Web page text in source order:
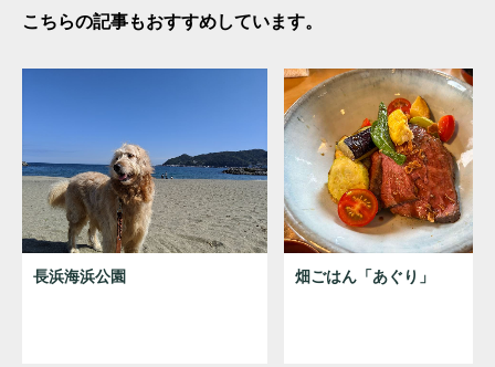
こちらの記事もおすすめしています。
長浜海浜公園 畑ごはん「あぐり」